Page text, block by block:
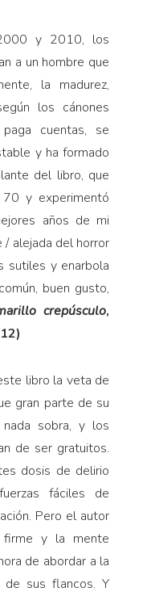
y 2010, los
a un hombre que
la madurez,
los cánones
cuentas, se
y ha formado
del libro, que
y experimentó
años de mi
/ alejada del horror
sutiles y enarbola
buen gusto,
crepúsculo,
libro la veta de
gran parte de su
sobra, y los
de ser gratuitos.
dosis de delirio
fáciles de
Pero el autor
firme y la mente
de abordar a la
sus flancos. Y